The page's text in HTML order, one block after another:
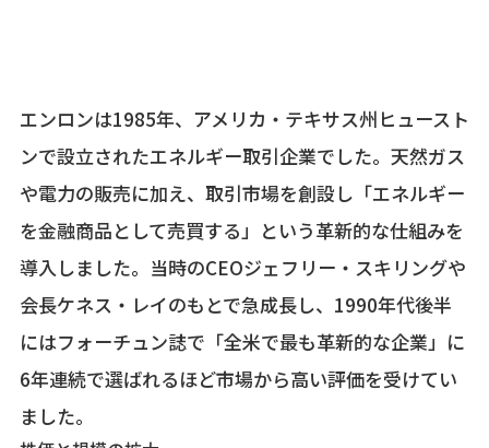
エンロンは1985年、アメリカ・テキサス州ヒュースト
ンで設立されたエネルギー取引企業でした。天然ガス
や電力の販売に加え、取引市場を創設し「エネルギー
を金融商品として売買する」という革新的な仕組みを
導入しました。当時のCEOジェフリー・スキリングや
会長ケネス・レイのもとで急成長し、1990年代後半
にはフォーチュン誌で「全米で最も革新的な企業」に
6年連続で選ばれるほど市場から高い評価を受けてい
ました。